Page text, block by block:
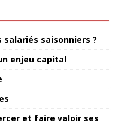
saisonniers ?
enjeu capital
et faire valoir ses